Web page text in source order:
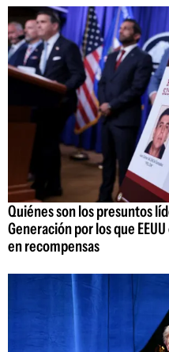
Quiénes son los presuntos
Generación por los que
en recompensas